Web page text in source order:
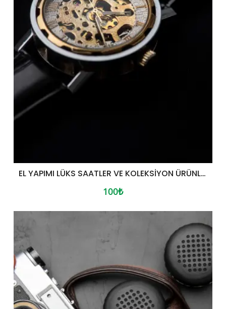
EL YAPIMI LÜKS SAATLER VE KOLEKSIYON ÜRÜNLERI
100₺